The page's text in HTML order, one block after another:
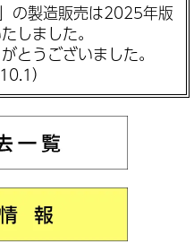
の製造販売は2025年版
しました。
とうございました。
）